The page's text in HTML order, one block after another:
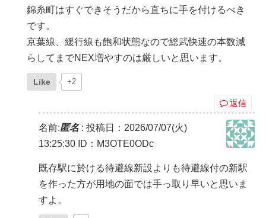
錦糸町はすぐできそうだから直ちに手を付けるべき
です。
京葉線、緩行線も飽和状態なので総武快速の本数減
らしてまでNEX増やすのは厳しいと思います。
Like +2
返信
名前:匿名: 投稿日：2026/07/07(火)
13:25:30 ID：M3OTE0ODc
既存駅に於ける待避線新設よりも待避線付の新駅
を作った方が用地の面では手っ取り早いと思いま
すよ。